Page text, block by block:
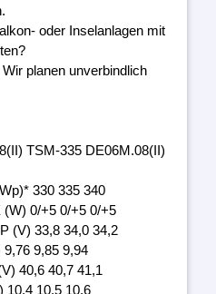
oder Inselanlagen mit
planen unverbindlich
TSM-335 DE06M.08(II)
330 335 340
0/+5 0/+5 0/+5
(V) 33,8 34,0 34,2
9,85 9,94
40,6 40,7 41,1
10,4 10,5 10,6